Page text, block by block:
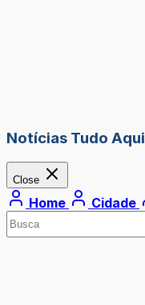
Notícias Tudo Aqui
Close
Home Cidade